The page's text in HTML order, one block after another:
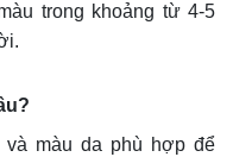
trong khoảng từ 4-5
và màu da phù hợp để